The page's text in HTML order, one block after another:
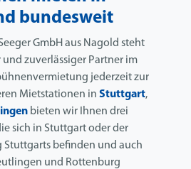
bundesweit
GmbH aus Nagold steht
und zuverlässiger Partner im
jederzeit zur
Mietstationen in Stuttgart,
bieten wir Ihnen drei
sich in Stuttgart oder der
befinden und auch
und Rottenburg